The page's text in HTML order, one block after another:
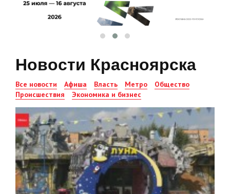
Новости Красноярска
Все новости Афиша Власть Метро
Общество
Происшествия
Экономика и бизнес